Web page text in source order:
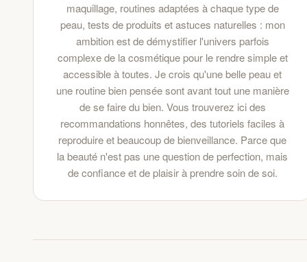
maquillage, routines adaptées à chaque type de
peau, tests de produits et astuces naturelles : mon
ambition est de démystifier l'univers parfois
complexe de la cosmétique pour le rendre simple et
accessible à toutes. Je crois qu'une belle peau et
une routine bien pensée sont avant tout une manière
de se faire du bien. Vous trouverez ici des
recommandations honnêtes, des tutoriels faciles à
reproduire et beaucoup de bienveillance. Parce que
la beauté n'est pas une question de perfection, mais
de confiance et de plaisir à prendre soin de soi.